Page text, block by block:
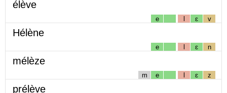
élève
e l ɛ v
Hélène
e l ɛ n
mélèze
m e l ɛ z
prélève